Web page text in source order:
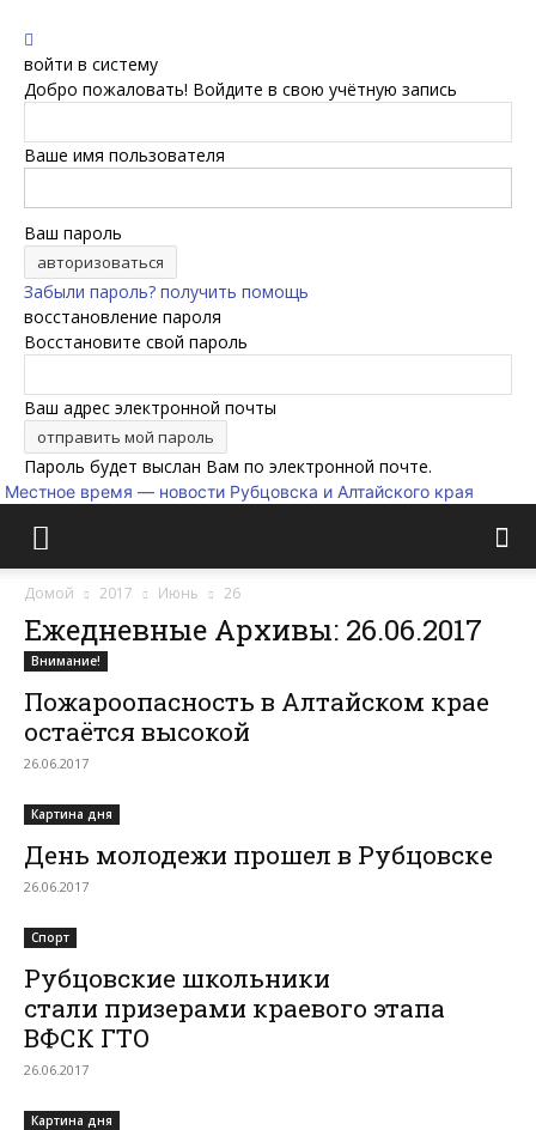
войти в систему
Добро пожаловать! Войдите в свою учётную запись
Ваше имя пользователя
Ваш пароль
Забыли пароль? получить помощь
восстановление пароля
Восстановите свой пароль
Ваш адрес электронной почты
Пароль будет выслан Вам по электронной почте.
Местное время — новости Рубцовска и Алтайского края
Домой 2017 Июнь 26
Ежедневные Архивы: 26.06.2017
Внимание!
Пожароопасность в Алтайском крае
остаётся высокой
26.06.2017
Картина дня
День молодежи прошел в Рубцовске
26.06.2017
Спорт
Рубцовские школьники
стали призерами краевого этапа
ВФСК ГТО
26.06.2017
Картина дня